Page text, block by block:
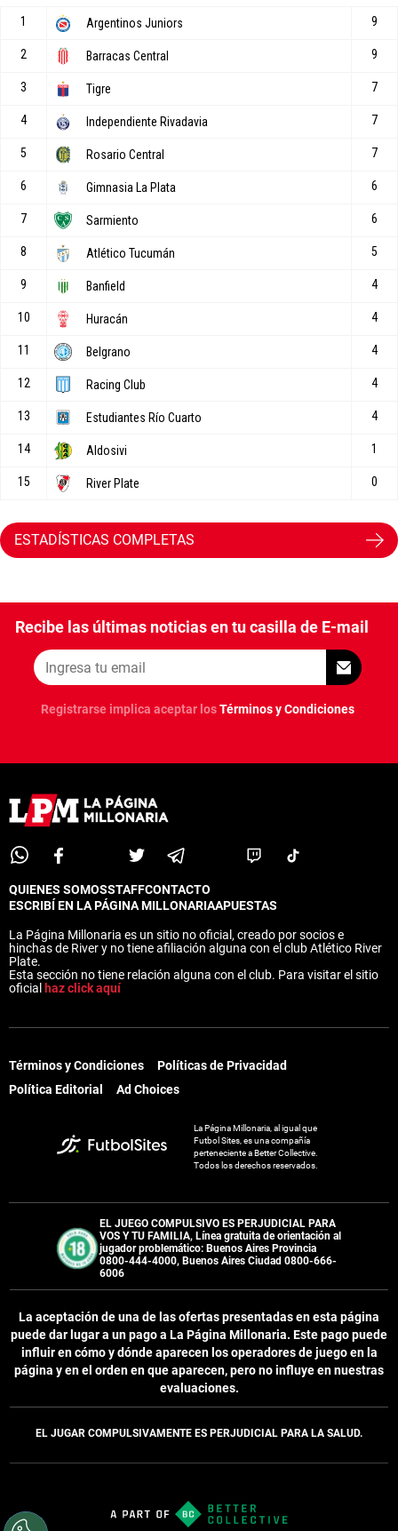
ESTADÍSTICAS COMPLETAS
Recibe las últimas noticias en tu casilla de E-mail
Registrarse implica aceptar losTérminos y Condiciones
QUIENES SOMOSSTAFFCONTACTO
ESCRIBÍ EN LA PÁGINA MILLONARIAAPUESTAS
La Página Millonaria es un sitio no oficial, creado por socios e
hinchas de River y no tiene afiliación alguna con el club Atlético River
Plate.
Esta sección no tiene relación alguna con el club. Para visitar el sitio
oficial haz click aquí
Términos y Condiciones
Políticas de Privacidad
Política Editorial
Ad Choices
La Página Millonaria, al igual que
Futbol Sites, es una compañía
perteneciente a Better Collective.
Todos los derechos reservados.
EL JUEGO COMPULSIVO ES PERJUDICIAL PARA
VOS Y TU FAMILIA, Línea gratuita de orientación al
jugador problemático: Buenos Aires Provincia
0800-444-4000, Buenos Aires Ciudad 0800-666-
6006
La aceptación de una de las ofertas presentadas en esta página
puede dar lugar a un pago a La Página Millonaria. Este pago puede
influir en cómo y dónde aparecen los operadores de juego en la
página y en el orden en que aparecen, pero no influye en nuestras
evaluaciones.
EL JUGAR COMPULSIVAMENTE ES PERJUDICIAL PARA LA SALUD.